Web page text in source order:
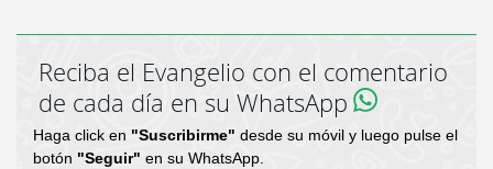
Reciba el Evangelio con el comentario
de cada día en su WhatsApp
Haga click en "Suscribirme" desde su móvil y luego pulse el
botón "Seguir" en su WhatsApp.